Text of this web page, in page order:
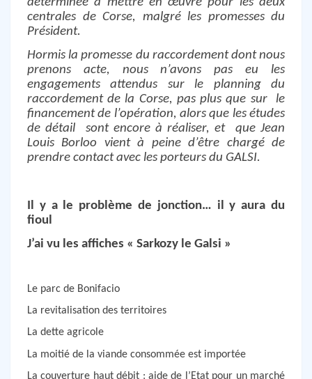
centrales de Corse, malgré les promesses du
Président.
Hormis la promesse du raccordement dont nous
prenons acte, nous n’avons pas eu les
engagements attendus sur le planning du
raccordement de la Corse, pas plus que sur
le
financement de l’opération, alors que les études
de détail sont encore à réaliser, et
que Jean
Louis Borloo vient à peine d’être chargé de
prendre contact avec les porteurs du GALSI.
Il y a le problème de jonction… il y aura du
fioul
J’ai vu les affiches « Sarkozy le Galsi »
Le parc de Bonifacio
La revitalisation des territoires
La dette agricole
La moitié de la viande consommée est importée
La couverture haut débit : aide de l’Etat pour un marché